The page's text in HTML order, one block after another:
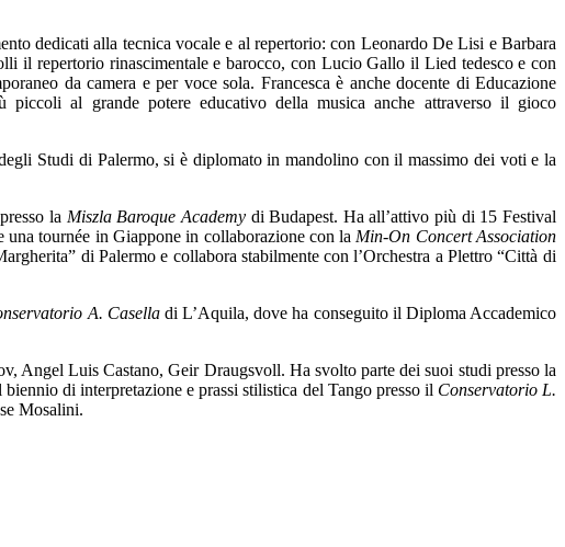
dedicati alla tecnica vocale e al repertorio: con Leonardo De Lisi e Barbara
il repertorio rinascimentale e barocco, con Lucio Gallo il Lied tedesco e con
da camera e per voce sola. Francesca è anche docente di Educazione
al grande potere educativo della musica anche attraverso il gioco
Studi di Palermo, si è diplomato in mandolino con il massimo dei voti e la
la Miszla Baroque Academydi Budapest. Ha all’attivo più di 15 Festival
tournée in Giappone in collaborazione con la Min-On Concert Association
di Palermo e collabora stabilmente con l’Orchestra a Plettro “Città di
A. Caselladi L’Aquila, dove ha conseguito il Diploma Accademico
Angel Luis Castano, Geir Draugsvoll. Ha svolto parte dei suoi studi presso la
di interpretazione e prassi stilistica del Tango presso il Conservatorio L.
Mosalini.